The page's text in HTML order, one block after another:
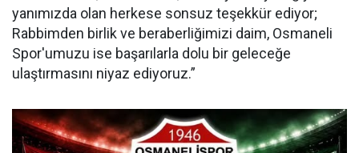
yanımızda olan herkese sonsuz teşekkür ediyor;
Rabbimden birlik ve beraberliğimizi daim, Osmaneli
Spor'umuzu ise başarılarla dolu bir geleceğe
ulaştırmasını niyaz ediyoruz.”